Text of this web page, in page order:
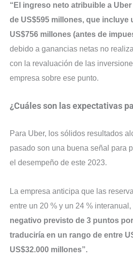
“El ingreso neto atribuible a
de US$595 millones, que incluye
US$756 millones (antes de
debido a ganancias netas no
con la revaluación de las
empresa sobre ese punto.
¿Cuáles son las expectativas
Para Uber, los sólidos resultados
pasado son una buena señal para
el desempeño de este 2023.
La empresa anticipa que las
entre un 20 % y un 24 % interanual,
negativo previsto de 3 puntos
traduciría en un rango de entre
US$32.000 millones”.